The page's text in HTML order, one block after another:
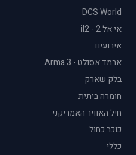
DCS World
אי אל 2 - il2
אירועים
ארמד אסולט - Arma 3
בלק שארק
חומרה ביתית
חיל האוויר האמריקני
כוכב כחול
כללי